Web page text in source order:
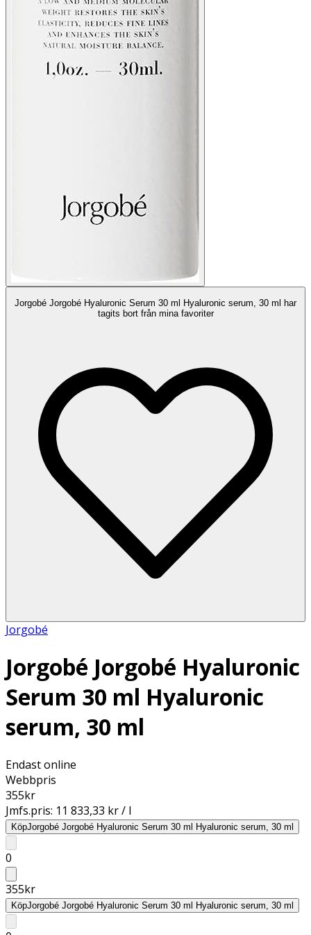
Jorgobé Jorgobé Hyaluronic Serum 30 ml Hyaluronic serum, 30 ml har
tagits bort från mina favoriter
Jorgobé
Jorgobé Jorgobé Hyaluronic
Serum 30 ml Hyaluronic
serum, 30 ml
Endast online
Webbpris
355kr
Jmfs.pris: 11 833,33 kr / l
KöpJorgobé Jorgobé Hyaluronic Serum 30 ml Hyaluronic serum, 30 ml
0
355kr
KöpJorgobé Jorgobé Hyaluronic Serum 30 ml Hyaluronic serum, 30 ml